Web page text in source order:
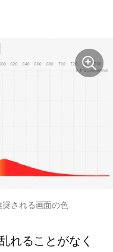
される画面の色
れることがなく